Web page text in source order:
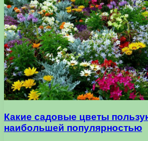
Какие садовые цветы
наибольшей популярностью